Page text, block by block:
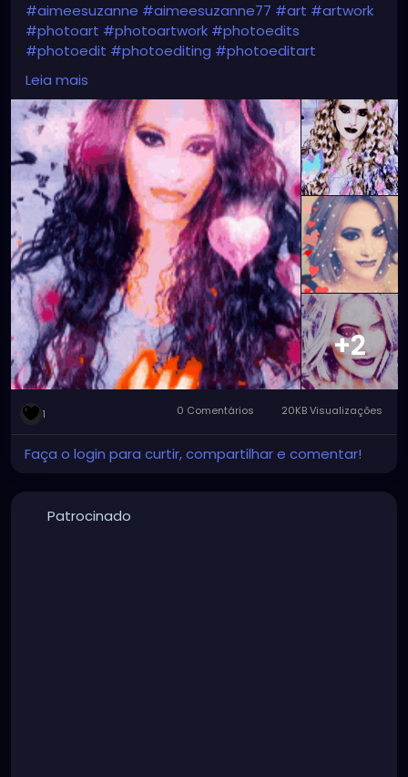
#aimeesuzanne #aimeesuzanne77 #art #artwork
#photoart #photoartwork #photoedits
#photoedit #photoediting #photoeditart
#photoeditingart
#facemorph
#faceswappingapps
#facemorphapps
#facemorphingapps
#faceswapphotos
#faceswappingphotos#facemorphphotos
#facemorphingphotos
#faceswapart
#faceswappingart#facemorphart
#facemorphingart #digitalart#digitalartwork
#graphicdesign #graphicdesignart#graphicart
#graphicartwork#forfun#formyamusement
#myface#myartwork#myfaceswaps
#myfacemorphs #myphotos#artgallery
#photogallery
Leia mais
+2
1 0 Comentários 20KB Visualizações
Faça o login para curtir, compartilhar e comentar!
Patrocinado